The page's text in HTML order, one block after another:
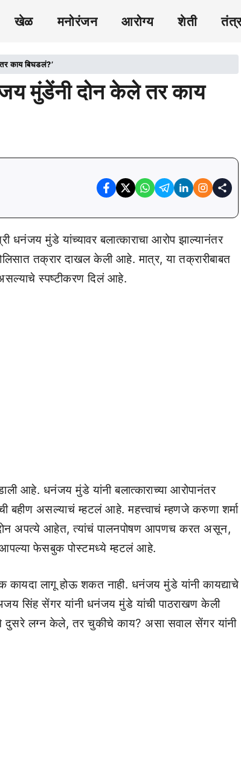
खेळ मनोरंजन आरोग्य शेती
काय बिघडलं?’
मुंडेंनी दोन केले तर काय
धनंजय मुंडे यांच्यावर बलात्काराचा आरोप झाल्यानंतर
तक्रार दाखल केली आहे. मात्र, या तक्रारीबाबत
स्पष्टीकरण दिलं आहे.
आहे. धनंजय मुंडे यांनी बलात्काराच्या आरोपानंतर
बहीण असल्याचं म्हटलं आहे. महत्त्वाचं म्हणजे करुणा शर्मा
दोन अपत्ये आहेत, त्यांचं पालनपोषण आपणच करत असून,
आपल्या फेसबुक पोस्टमध्ये म्हटलं आहे.
कायदा लागू होऊ शकत नाही. धनंजय मुंडे यांनी कायद्याचे
सिंह सेंगर यांनी धनंजय मुंडे यांची पाठराखण केली
दुसरे लग्न केले, तर चुकीचे काय? असा सवाल सेंगर यांनी